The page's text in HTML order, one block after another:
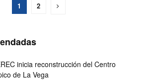
1 2
inicia reconstrucción del Centro
de La Vega